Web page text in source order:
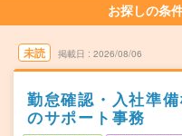
お探しの条
未読 掲載日 2026/08/06
勤怠確認・入社準
のサポート事務